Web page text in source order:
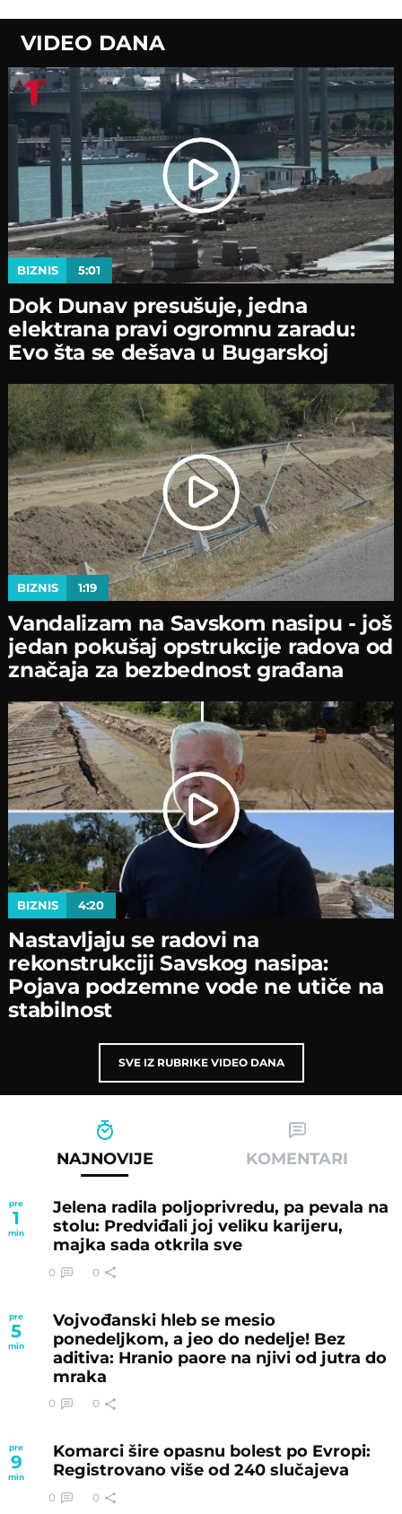
VIDEO DANA
BIZNIS 5:01
Dok Dunav presušuje, jedna
elektrana pravi ogromnu zaradu:
Evo šta se dešava u Bugarskoj
BIZNIS 1:19
Vandalizam na Savskom nasipu - јoš
јedan pokušaј opstrukciјe radova od
značaјa za bezbednost građana
BIZNIS 4:20
Nastavljaјu se radovi na
rekonstrukciјi Savskog nasipa:
Poјava podzemne vode ne utiče na
stabilnost
SVE IZ RUBRIKE VIDEO DANA
NAJNOVIJE KOMENTARI
pre
1
min
Jelena radila poljoprivredu, pa pevala na
stolu: Predviđali joj veliku karijeru,
majka sada otkrila sve
0 0
pre
5
min
Vojvođanski hleb se mesio
ponedeljkom, a jeo do nedelje! Bez
aditiva: Hranio paore na njivi od jutra do
mraka
0 0
pre
9
min
Komarci šire opasnu bolest po Evropi:
Registrovano više od 240 slučajeva
0 0